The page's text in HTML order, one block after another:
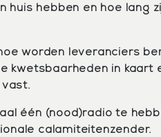
huis hebben en hoe lang
worden leveranciers
kwetsbaarheden in kaart
één (nood)radio te
calamiteitenzender.